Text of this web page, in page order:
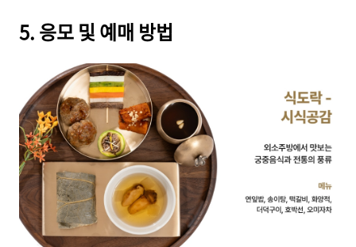
5. 응모 및 예매 방법